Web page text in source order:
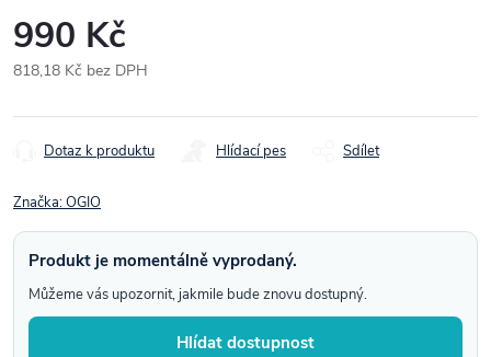
990 Kč
818,18 Kč bez DPH
cena:
Dotaz k produktu Hlídací pes Sdílet
Značka:OGIO
Produkt je momentálně vyprodaný.
Můžeme vás upozornit, jakmile bude znovu dostupný.
Hlídat dostupnost